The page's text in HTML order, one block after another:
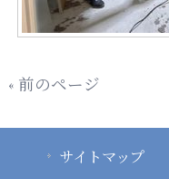
« 前のページ
サイトマップ